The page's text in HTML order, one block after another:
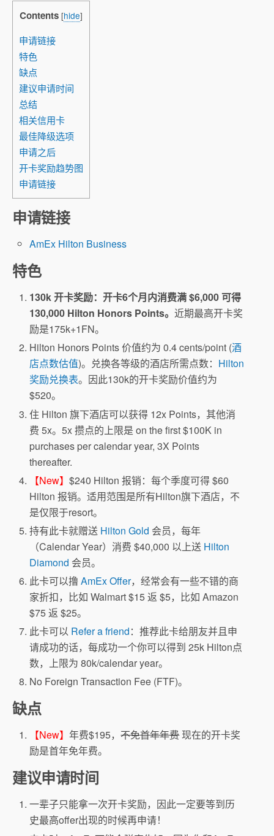
Contents [hide]
申请链接
特色
缺点
建议申请时间
总结
相关信用卡
最佳降级选项
申请之后
开卡奖励趋势图
申请链接
申请链接
AmEx Hilton Business
特色
130k 开卡奖励：开卡6个月内消费满 $6,000 可得
130,000 Hilton Honors Points。近期最高开卡奖
励是175k+1FN。
Hilton Honors Points 价值约为 0.4 cents/point (酒
店点数估值)。兑换各等级的酒店所需点数： Hilton
奖励兑换表。因此130k的开卡奖励价值约为
$520。
住 Hilton 旗下酒店可以获得 12x Points，其他消
费 5x。5x 攒点的上限是 on the first $100K in
purchases per calendar year, 3X Points
thereafter.
【New】$240 Hilton 报销：每个季度可得 $60
Hilton 报销。适用范围是所有Hilton旗下酒店，不
是仅限于resort。
持有此卡就赠送 Hilton Gold 会员，每年
（Calendar Year）消费 $40,000 以上送 Hilton
Diamond 会员。
此卡可以撸AmEx Offer，经常会有一些不错的商
家折扣，比如 Walmart $15 返 $5，比如 Amazon
$75 返 $25。
此卡可以 Refer a friend：推荐此卡给朋友并且申
请成功的话，每成功一个你可以得到 25k Hilton点
数，上限为 80k/calendar year。
No Foreign Transaction Fee (FTF)。
缺点
【New】年费$195，不免首年年费现在的开卡奖
励是首年免年费。
建议申请时间
一辈子只能拿一次开卡奖励，因此一定要等到历
史最高offer出现的时候再申请！